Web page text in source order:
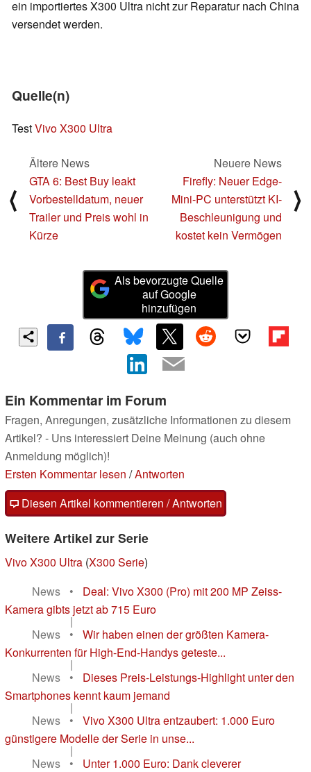
ein importiertes X300 Ultra nicht zur Reparatur nach China
versendet werden.
Quelle(n)
TestVivo X300 Ultra
⟨
Ältere News
GTA 6: Best Buy leakt
Vorbestelldatum, neuer
Trailer und Preis wohl in
Kürze
Neuere News
Firefly: Neuer Edge-
Mini-PC unterstützt KI-
Beschleunigung und
kostet kein Vermögen
⟩
Als bevorzugte Quelle
auf Google
hinzufügen
Ein Kommentar im Forum
Fragen, Anregungen, zusätzliche Informationen zu diesem
Artikel? - Uns interessiert Deine Meinung (auch ohne
Anmeldung möglich)!
Ersten Kommentar lesen /Antworten
Diesen Artikel kommentieren / Antworten
Weitere Artikel zur Serie
Vivo X300 Ultra (X300 Serie)
News
•
Deal: Vivo X300 (Pro) mit 200 MP Zeiss-
Kamera gibts jetzt ab 715 Euro
|
News
•
Wir haben einen der größten Kamera-
Konkurrenten für High-End-Handys geteste...
|
News
•
Dieses Preis-Leistungs-Highlight unter den
Smartphones kennt kaum jemand
|
News
•
Vivo X300 Ultra entzaubert: 1.000 Euro
günstigere Modelle der Serie in unse...
|
News
•
Unter 1.000 Euro: Dank cleverer